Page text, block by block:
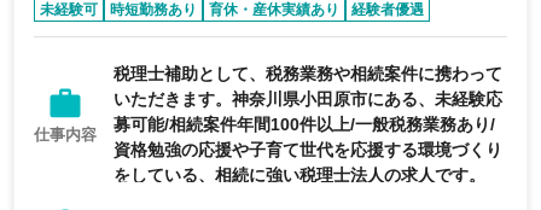
未経験可 時短勤務あり 育休・産休実績あり
経験者優遇
リモートワーク可能
仕事内容
税理士補助として、税務業務や相続案件に携わって
いただきます。神奈川県小田原市にある、未経験応
募可能/相続案件年間100件以上/一般税務業務あり/
資格勉強の応援や子育て世代を応援する環境づくり
をしている、相続に強い税理士法人の求人です。